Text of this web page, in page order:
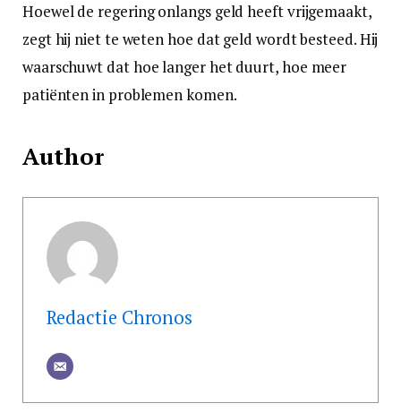
Hoewel de regering onlangs geld heeft vrijgemaakt,
zegt hij niet te weten hoe dat geld wordt besteed. Hij
waarschuwt dat hoe langer het duurt, hoe meer
patiënten in problemen komen.
Author
Redactie Chronos